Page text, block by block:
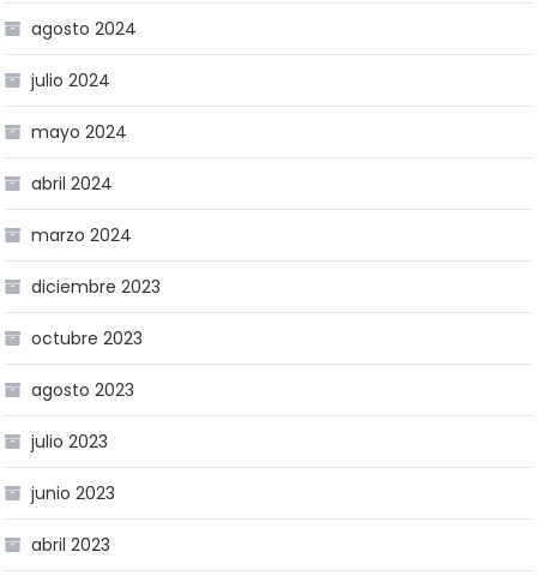
agosto 2024
julio 2024
mayo 2024
abril 2024
marzo 2024
diciembre 2023
octubre 2023
agosto 2023
julio 2023
junio 2023
abril 2023